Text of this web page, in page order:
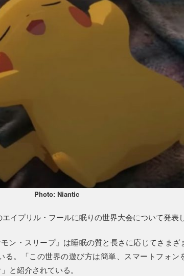
Photo: Niantic
イプリル・フールに眠りの世界大会について発表
ン・スリープ』は睡眠の質と長さに応じてさまざ
る。「この世界の遊び方は簡単、スマートフォン
と紹介されている。